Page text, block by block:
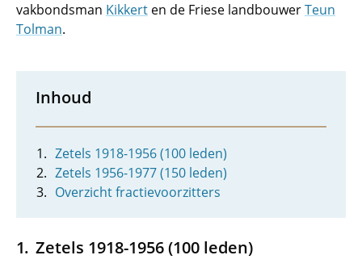
vakbondsman Kikkert en de Friese landbouwerTeun
Tolman.
Inhoud
Zetels 1918-1956 (100 leden)
Zetels 1956-1977 (150 leden)
Overzicht fractievoorzitters
Zetels 1918-1956 (100 leden)